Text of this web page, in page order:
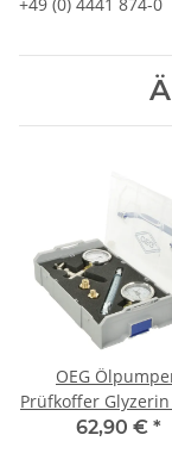
OEG
Prüfkoffer Glyzerin
62,90 € *